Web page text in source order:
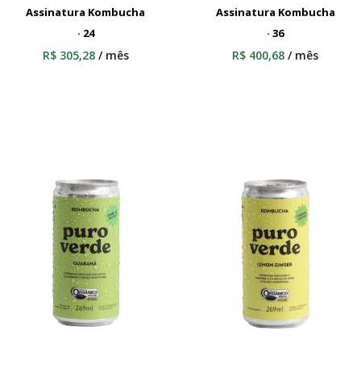
Adicionar Ao Carrinho
Assinatura Kombucha
· 24
R$305,28 / mês
Adicionar Ao Carrinho
Assinatura Kombucha
· 36
R$ 400,68 / mês